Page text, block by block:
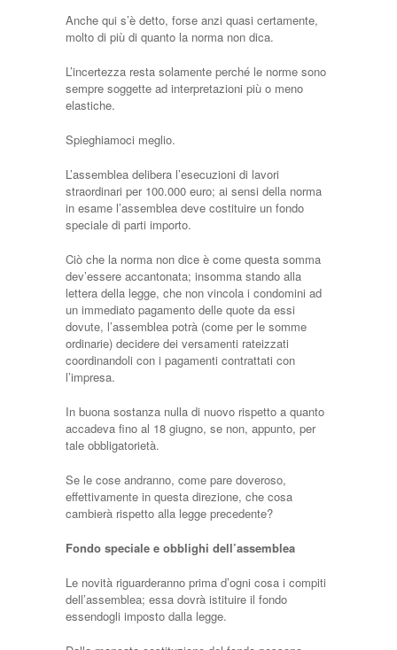
Anche qui s’è detto, forse anzi quasi certamente,
molto di più di quanto la norma non dica.
L’incertezza resta solamente perché le norme sono
sempre soggette ad interpretazioni più o meno
elastiche.
Spieghiamoci meglio.
L’assemblea delibera l’esecuzioni di lavori
straordinari per 100.000 euro; ai sensi della norma
in esame l’assemblea deve costituire un fondo
speciale di parti importo.
Ciò che la norma non dice è come questa somma
dev’essere accantonata; insomma stando alla
lettera della legge, che non vincola i condomini ad
un immediato pagamento delle quote da essi
dovute, l’assemblea potrà (come per le somme
ordinarie) decidere dei versamenti rateizzati
coordinandoli con i pagamenti contrattati con
l’impresa.
In buona sostanza nulla di nuovo rispetto a quanto
accadeva fino al 18 giugno, se non, appunto, per
tale obbligatorietà.
Se le cose andranno, come pare doveroso,
effettivamente in questa direzione, che cosa
cambierà rispetto alla legge precedente?
Fondo speciale e obblighi dell’assemblea
Le novità riguarderanno prima d’ogni cosa i compiti
dell’assemblea; essa dovrà istituire il fondo
essendogli imposto dalla legge.